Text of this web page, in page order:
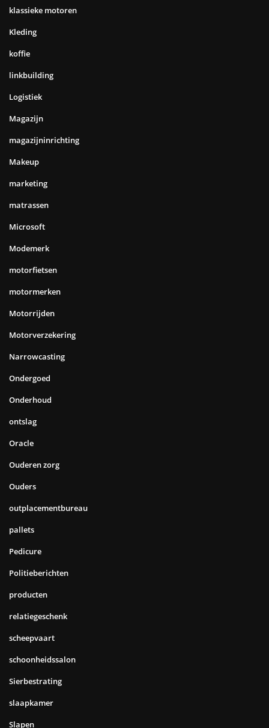
klassieke motoren
Kleding
koffie
linkbuilding
Logistiek
Magazijn
magazijninrichting
Makeup
marketing
matrassen
Microsoft
Modemerk
motorfietsen
motormerken
Motorrijden
Motorverzekering
Narrowcasting
Ondergoed
Onderhoud
ontslag
Oracle
Ouderen zorg
Ouders
outplacementbureau
pallets
Pedicure
Politieberichten
producten
relatiegeschenk
scheepvaart
schoonheidssalon
Sierbestrating
slaapkamer
Slapen